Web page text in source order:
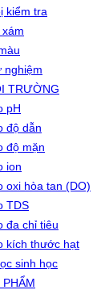
kiểm tra
nghiệm
TRƯỜNG
pH
độ dẫn
độ mặn
ion
oxi hòa tan (DO)
TDS
đa chỉ tiêu
kích thước hạt
sinh học